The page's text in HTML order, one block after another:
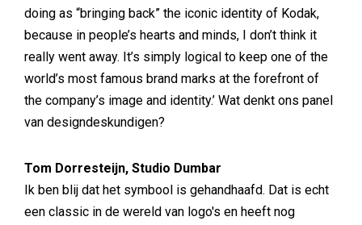
doing as “bringing back” the iconic identity of Kodak,
because in people’s hearts and minds, I don’t think it
really went away. It’s simply logical to keep one of the
world’s most famous brand marks at the forefront of
the company’s image and identity.’ Wat denkt ons panel
van designdeskundigen?
Tom Dorresteijn, Studio Dumbar
Ik ben blij dat het symbool is gehandhaafd. Dat is echt
een classic in de wereld van logo's en heeft nog